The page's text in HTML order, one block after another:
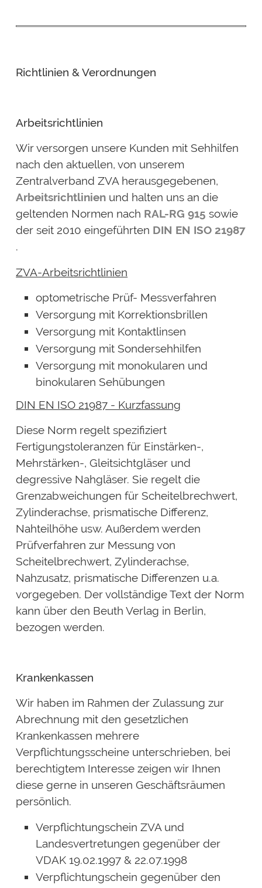
Richtlinien & Verordnungen
Arbeitsrichtlinien
Wir versorgen unsere Kunden mit Sehhilfen
nach den aktuellen, von unserem
Zentralverband ZVA herausgegebenen,
Arbeitsrichtlinien und halten uns an die
geltenden Normen nach RAL-RG 915sowie
der seit 2010 eingeführten DIN EN ISO 21987
.
ZVA-Arbeitsrichtlinien
optometrische Prüf- Messverfahren
Versorgung mit Korrektionsbrillen
Versorgung mit Kontaktlinsen
Versorgung mit Sondersehhilfen
Versorgung mit monokularen und
binokularen Sehübungen
DIN EN ISO 21987 - Kurzfassung
Diese Norm regelt spezifiziert
Fertigungstoleranzen für Einstärken-,
Mehrstärken-, Gleitsichtgläser und
degressive Nahgläser. Sie regelt die
Grenzabweichungen für Scheitelbrechwert,
Zylinderachse, prismatische Differenz,
Nahteilhöhe usw. Außerdem werden
Prüfverfahren zur Messung von
Scheitelbrechwert, Zylinderachse,
Nahzusatz, prismatische Differenzen u.a.
vorgegeben. Der vollständige Text der Norm
kann über den Beuth Verlag in Berlin,
bezogen werden.
Krankenkassen
Wir haben im Rahmen der Zulassung zur
Abrechnung mit den gesetzlichen
Krankenkassen mehrere
Verpflichtungsscheine unterschrieben, bei
berechtigtem Interesse zeigen wir Ihnen
diese gerne in unseren Geschäftsräumen
persönlich.
Verpflichtungschein ZVA und
Landesvertretungen gegenüber der
VDAK 19.02.1997 & 22.07.1998
Verpflichtungschein gegenüber den